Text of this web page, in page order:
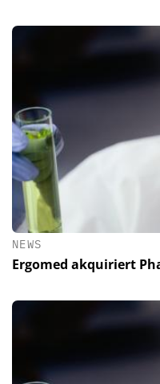
NEWS
Ergomed akquiriert